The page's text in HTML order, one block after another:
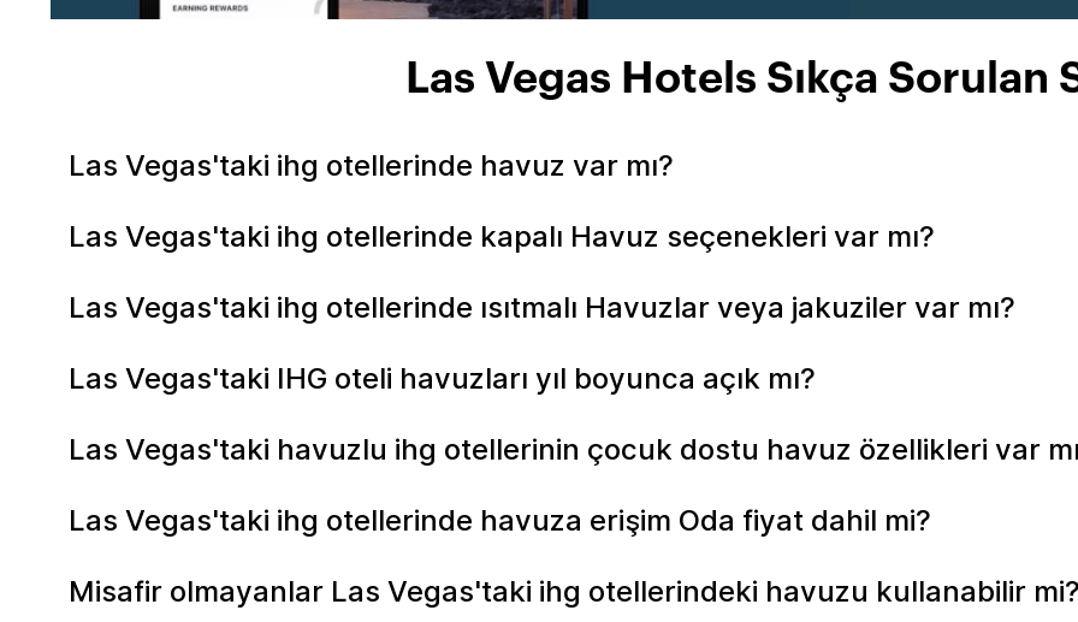
Las Vegas Hotels Sıkça Sorulan
Las Vegas'taki ihg otellerinde havuz var mı?
Las Vegas'taki ihg otellerinde kapalı Havuz seçenekleri var mı?
Las Vegas'taki ihg otellerinde ısıtmalı Havuzlar veya jakuziler var mı?
Las Vegas'taki IHG oteli havuzları yıl boyunca açık mı?
Las Vegas'taki havuzlu ihg otellerinin çocuk dostu havuz özellikleri var
Las Vegas'taki ihg otellerinde havuza erişim Oda fiyat dahil mi?
Misafir olmayanlar Las Vegas'taki ihg otellerindeki havuzu kullanabilir mi?